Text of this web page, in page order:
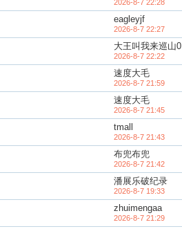
2026-8-7 22:28
eagleyjf
2026-8-7 22:27
大王叫我来巡山0
2026-8-7 22:22
速度大毛
2026-8-7 21:59
速度大毛
2026-8-7 21:45
tmall
2026-8-7 21:43
布兜布兜
2026-8-7 21:42
潘展乐破纪录
2026-8-7 19:33
zhuimengaa
2026-8-7 21:29